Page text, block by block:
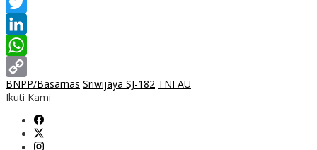
Twitter
LinkedIn
WhatsApp
Copy
BNPP/Basarnas Sriwijaya SJ-182 TNI AU
Ikuti Kami